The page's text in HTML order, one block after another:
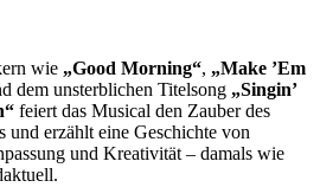
wie „Good Morning“, „Make ’Em
dem unsterblichen Titelsong „Singin’
feiert das Musical den Zauber des
und erzählt eine Geschichte von
und Kreativität – damals wie